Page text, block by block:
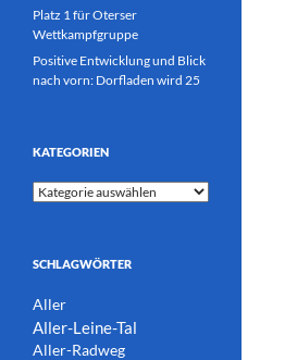
Platz 1 für Oterser
Wettkampfgruppe
Positive Entwicklung und Blick
nach vorn: Dorfladen wird 25
KATEGORIEN
Kategorien
SCHLAGWÖRTER
Aller
Aller-Leine-Tal
Aller-Radweg